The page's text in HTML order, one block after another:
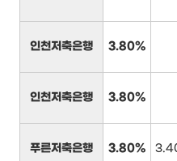
인천저축은행 3.80%
인천저축은행 3.80%
푸른저축은행 3.80%